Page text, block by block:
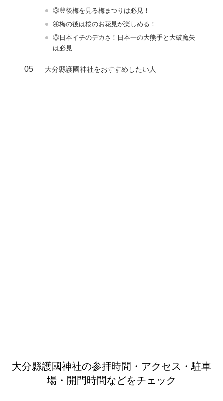
③豊後梅を見る梅まつりは必見！
④梅の後は桜のお花見が楽しめる！
⑤日本イチのデカさ！日本一の大熊手と大破魔矢
は必見
大分縣護國神社をおすすめしたい人
大分縣護國神社の参拝時間・アクセス・駐車
場・開門時間などをチェック